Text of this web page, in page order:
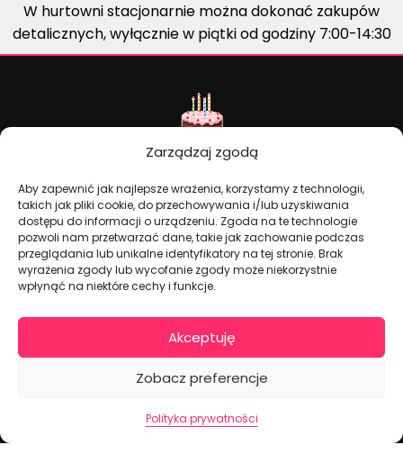
Zarządzaj zgodą
Aby zapewnić jak najlepsze wrażenia, korzystamy z technologii,
takich jak pliki cookie, do przechowywania i/lub uzyskiwania
dostępu do informacji o urządzeniu. Zgoda na te technologie
pozwoli nam przetwarzać dane, takie jak zachowanie podczas
przeglądania lub unikalne identyfikatory na tej stronie. Brak
wyrażenia zgody lub wycofanie zgody może niekorzystnie
wpłynąć na niektóre cechy i funkcje.
Akceptuję
Zobacz preferencje
Polityka prywatności
W hurtowni stacjonarnie można dokonać zakupów
detalicznych, wyłącznie w piątki od godziny 7:00-14:30
Dekoracje na torty i akcesoria imprezowe
KONTAKT I DANE FIRMOWE
+48 511 246 275
tortoweozdoby.sklep@gmail.com
ul. Modularna 12, 02-238 Warszawa
Giełda Spożywcza Okęcie Pawilon 403
NIP: PL7970009100